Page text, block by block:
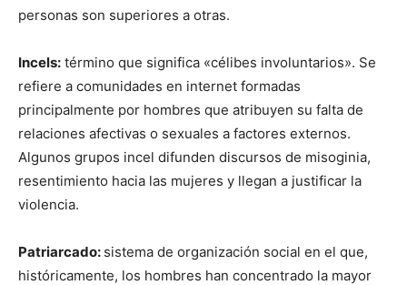
personas son superiores a otras.
Incels: término que significa «célibes involuntarios». Se
refiere a comunidades en internet formadas
principalmente por hombres que atribuyen su falta de
relaciones afectivas o sexuales a factores externos.
Algunos grupos incel difunden discursos de misoginia,
resentimiento hacia las mujeres y llegan a justificar la
violencia.
Patriarcado: sistema de organización social en el que,
históricamente, los hombres han concentrado la mayor